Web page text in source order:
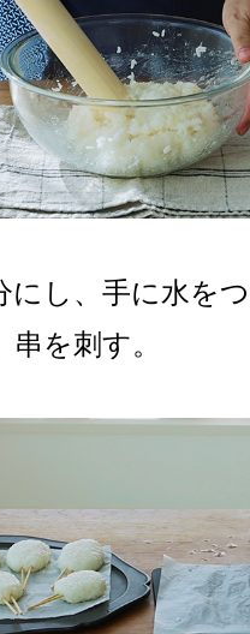
にし、手に水を
を刺す。